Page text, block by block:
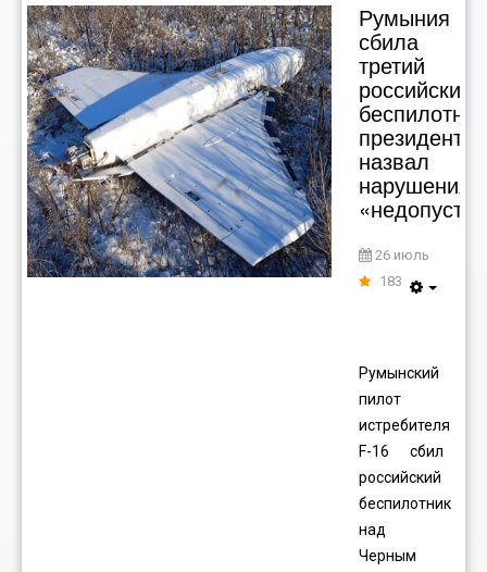
Румыния
сбила
третий
российский
президент
назвал
нарушения
26 июль
183
Румынский
пилот
истребителя
F-16 сбил
российский
беспилотник
над
Черным